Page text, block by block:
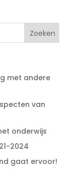
met andere
van
onderwijs
2024
gaat ervoor!